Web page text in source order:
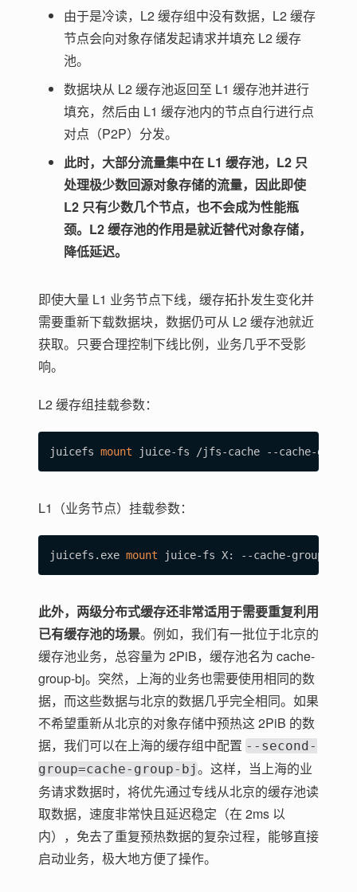
由于是冷读，L2 缓存组中没有数据，L2 缓存
节点会向对象存储发起请求并填充 L2 缓存
池。
数据块从 L2 缓存池返回至 L1 缓存池并进行
填充，然后由 L1 缓存池内的节点自行进行点
对点（P2P）分发。
此时，大部分流量集中在 L1 缓存池，L2 只
处理极少数回源对象存储的流量，因此即使
L2 只有少数几个节点，也不会成为性能瓶
颈。L2 缓存池的作用是就近替代对象存储，
降低延迟。
即使大量 L1 业务节点下线，缓存拓扑发生变化并
需要重新下载数据块，数据仍可从 L2 缓存池就近
获取。只要合理控制下线比例，业务几乎不受影
响。
L2 缓存组挂载参数：
juicefs mount juice-fs /jfs-cache --cache-group
L1（业务节点）挂载参数：
juicefs.exe mount juice-fs X: --cache-group
此外，两级分布式缓存还非常适用于需要重复利用
已有缓存池的场景。例如，我们有一批位于北京的
缓存池业务，总容量为 2PiB，缓存池名为 cache-
group-bj。突然，上海的业务也需要使用相同的数
据，而这些数据与北京的数据几乎完全相同。如果
不希望重新从北京的对象存储中预热这 2PiB 的数
据，我们可以在上海的缓存组中配置 --second-
group=cache-group-bj 。这样，当上海的业
务请求数据时，将优先通过专线从北京的缓存池读
取数据，速度非常快且延迟稳定（在 2ms 以
内），免去了重复预热数据的复杂过程，能够直接
启动业务，极大地方便了操作。